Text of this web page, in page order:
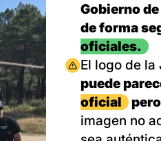
Gobierno
de forma
oficiales.
Imagen
El logo de la
puede
oficial
imagen no